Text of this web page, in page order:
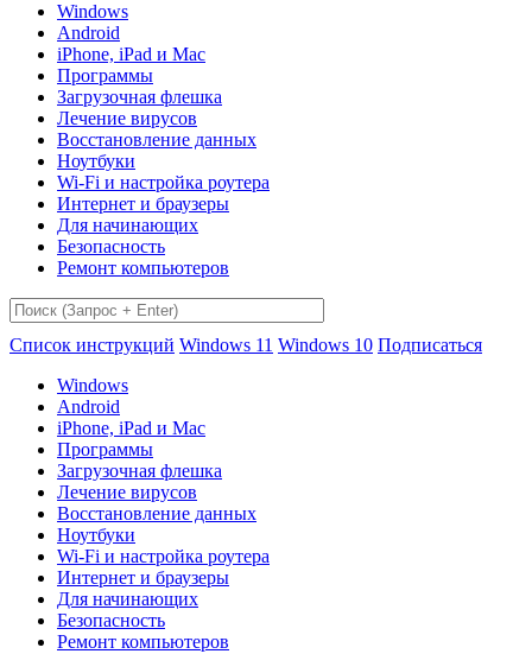
Windows
Android
iPhone, iPad и Mac
Программы
Загрузочная флешка
Лечение вирусов
Восстановление данных
Ноутбуки
Wi-Fi и настройка роутера
Интернет и браузеры
Для начинающих
Безопасность
Ремонт компьютеров
Список инструкций Windows 11 Windows 10 Подписаться
Windows
Android
iPhone, iPad и Mac
Программы
Загрузочная флешка
Лечение вирусов
Восстановление данных
Ноутбуки
Wi-Fi и настройка роутера
Интернет и браузеры
Для начинающих
Безопасность
Ремонт компьютеров